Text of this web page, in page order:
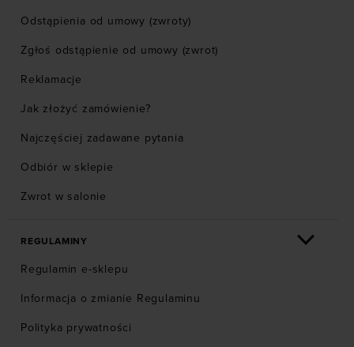
Odstąpienia od umowy (zwroty)
Zgłoś odstąpienie od umowy (zwrot)
Reklamacje
Jak złożyć zamówienie?
Najczęściej zadawane pytania
Odbiór w sklepie
Zwrot w salonie
REGULAMINY
Regulamin e-sklepu
Informacja o zmianie Regulaminu
Polityka prywatności